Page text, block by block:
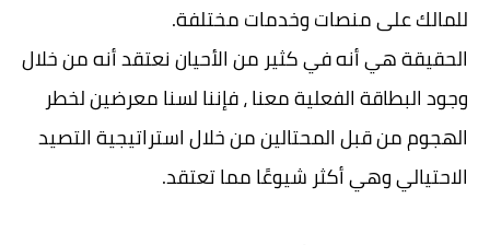
للمالك على منصات وخدمات مختلفة.
الحقيقة هي أنه في كثير من الأحيان نعتقد أنه من خلال
وجود البطاقة الفعلية معنا ، فإننا لسنا معرضين لخطر
الهجوم من قبل المحتالين من خلال استراتيجية التصيد
الاحتيالي وهي أكثر شيوعًا مما تعتقد.